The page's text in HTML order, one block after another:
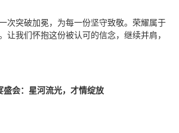
次突破加冕，为每一份坚守致敬。荣耀属于
让我们怀抱这份被认可的信念，继续并肩，
盛会：星河流光，才情绽放